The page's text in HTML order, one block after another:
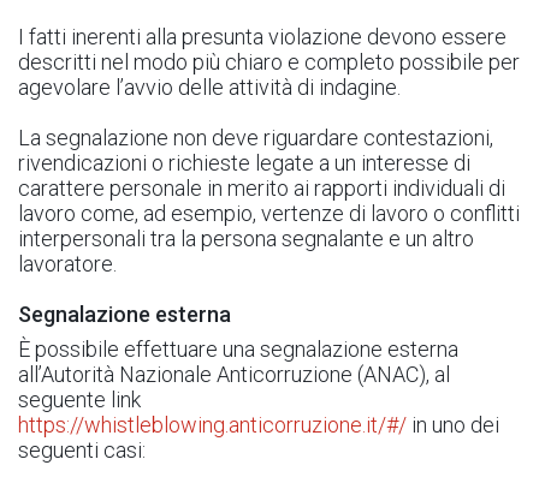
I fatti inerenti alla presunta violazione devono essere
descritti nel modo più chiaro e completo possibile per
agevolare l’avvio delle attività di indagine.
La segnalazione non deve riguardare contestazioni,
rivendicazioni o richieste legate a un interesse di
carattere personale in merito ai rapporti individuali di
lavoro come, ad esempio, vertenze di lavoro o conflitti
interpersonali tra la persona segnalante e un altro
lavoratore.
Segnalazione esterna
È possibile effettuare una segnalazione esterna
all’Autorità Nazionale Anticorruzione (ANAC), al
seguente link
https://whistleblowing.anticorruzione.it/#/ in uno dei
seguenti casi: